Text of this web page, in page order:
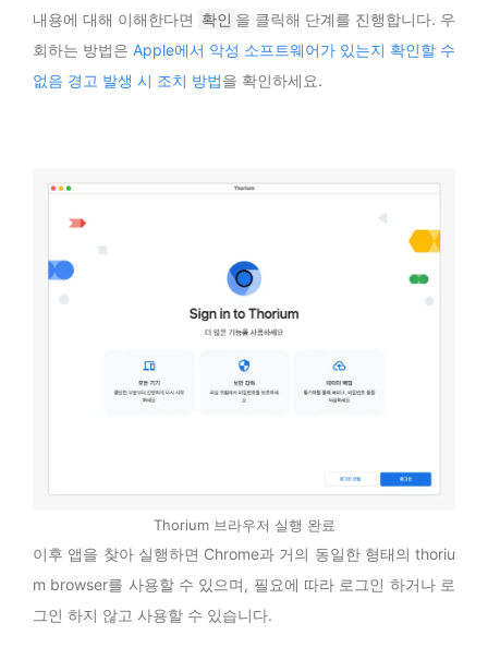
내용에 대해 이해한다면 확인 을 클릭해 단계를 진행합니다. 우
회하는 방법은 Apple에서 악성 소프트웨어가 있는지 확인할 수
없음 경고 발생 시 조치 방법을 확인하세요.
Thorium 브라우저 실행 완료
이후 앱을 찾아 실행하면 Chrome과 거의 동일한 형태의 thoriu
m browser를 사용할 수 있으며, 필요에 따라 로그인 하거나 로
그인 하지 않고 사용할 수 있습니다.